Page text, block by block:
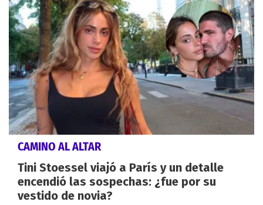
CAMINO AL ALTAR
Tini Stoessel viajó a París y un detalle
encendió las sospechas: ¿fue por su
vestido de novia?